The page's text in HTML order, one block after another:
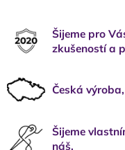
Šijeme pro
zkušeností a
Česká
Šijeme
náš.